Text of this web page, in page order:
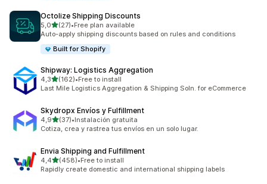
Octolize Shipping Discounts
5,0/ 5 tähteä
(27)
27 arvostelua yhteensä
•Free plan available
Auto-apply shipping discounts based on rules and conditions
Built for Shopify
Shipway: Logistics Aggregation
4,3/ 5 tähteä
(162)
162 arvostelua yhteensä
•Free to install
Last Mile Logistics Aggregation & Shipping Soln. for eCommerce
Skydropx Envíos y Fulfillment
4,9/ 5 tähteä
(37)
37 arvostelua yhteensä
•Instalación gratuita
Cotiza, crea y rastrea tus envíos en un solo lugar.
Envia Shipping and Fulfillment
4,4/ 5 tähteä
(458)
458 arvostelua yhteensä
•Free to install
Rapidly create domestic and international shipping labels